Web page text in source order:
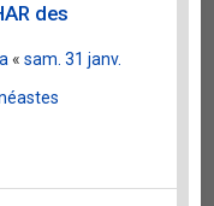
des
«sam. 31 janv.